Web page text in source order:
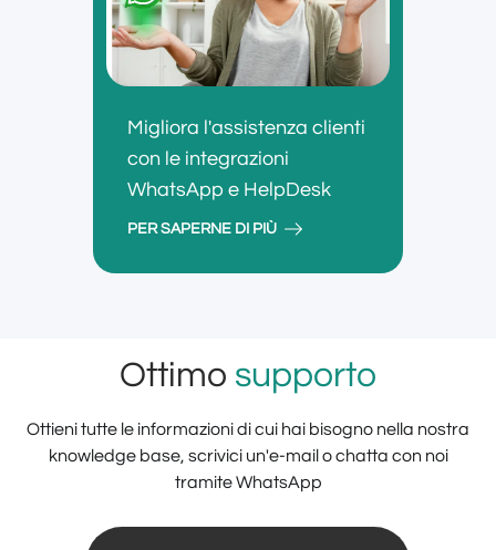
Migliora l'assistenza clienti
con le integrazioni
WhatsApp e HelpDesk
PER SAPERNE DI PIÙ
Ottimo supporto
Ottieni tutte le informazioni di cui hai bisogno nella nostra
knowledge base, scrivici un'e-mail o chatta con noi
tramite WhatsApp